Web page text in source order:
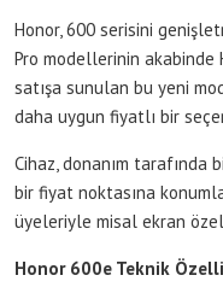
Honor, 600 serisini
Pro modellerinin akabinde
satışa sunulan bu yeni
daha uygun fiyatlı bir
Cihaz, donanım
bir fiyat noktasına
üyeleriyle misal ekran
Honor 600e Teknik